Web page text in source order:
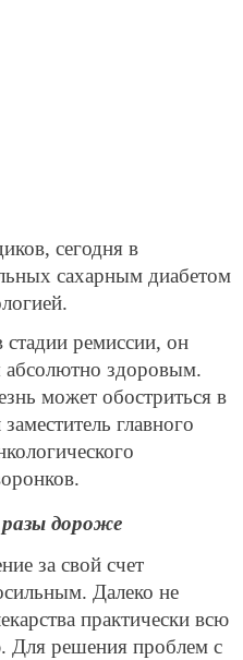
сегодня в
сахарным диабетом
стадии ремиссии, он
абсолютно здоровым.
может обостриться в
главного
разы дороже
за свой счет
Далеко не
практически всю
Для решения проблем с